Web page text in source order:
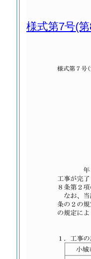
様式第7号(